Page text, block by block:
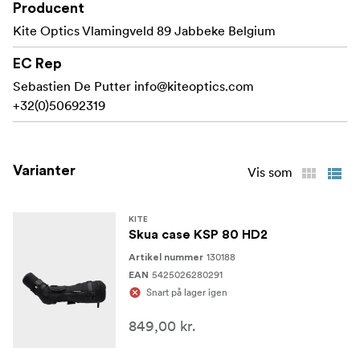
Producent
Kite Optics Vlamingveld 89 Jabbeke Belgium
EC Rep
Sebastien De Putter info@kiteoptics.com
+32(0)50692319
Varianter Vis som
KITE
Skua case KSP 80 HD2
Artikel nummer 130188
EAN 5425026280291
Snart på lager igen
849,00 kr.